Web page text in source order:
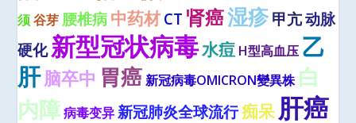
须 谷芽 腰椎病中药材CT 肾癌湿疹甲亢动脉
硬化新型冠状病毒水痘 H型高血压 乙
肝脑卒中 胃癌 新冠病毒OMICRON變異株 白
内障 病毒变异 新冠肺炎全球流行痴呆 肝癌